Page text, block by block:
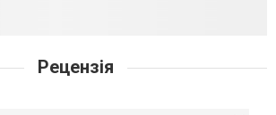
Рецензія